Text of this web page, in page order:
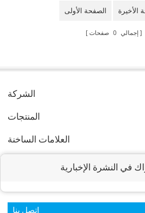
الصفحة الأولى الأخيرة
إجمالي 0 صفحات
الشركة
المنتجات
العلامات الساخنة
في النشرة الإخبارية
اتصل بنا